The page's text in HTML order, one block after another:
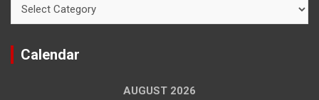
Calendar
AUGUST 2026